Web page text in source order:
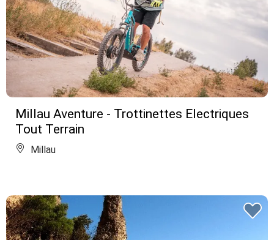
Millau Aventure - Trottinettes Electriques
Tout Terrain
Millau